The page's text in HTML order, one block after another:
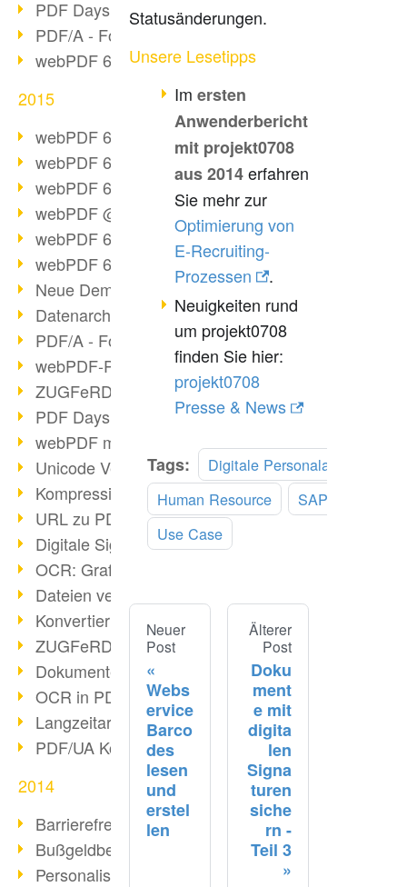
PDF Days Europe 2016
PDF/A - Format der Zukunft (2)
webPDF 6.0 Video-Serie (Folge 3)
2015
webPDF 6.0 als VM
webPDF 6.0 Video-Serie (Übersicht)
webPDF 6.0 Video-Serie (Folge 2)
webPDF @ DOAG 2015
webPDF 6.0 Video-Serie (Folge 1)
webPDF 6.0 am Start
Neue Demo-Version online
Datenarchivierung aus SAP
PDF/A - Format der Zukunft (1)
webPDF-Portal Preview
ZUGFeRD als Standard
PDF Days Europe in Köln
webPDF meets tools 2015
Unicode Version 8.0 erschienen
Kompression bei Scans
URL zu PDF via webPDF
Digitale Signatur mit webPDF
OCR: Grafik zu PDF
Dateien verbinden
Konvertierung über 100 Formate
ZUGFeRD & GoBD
Dokumente konform konvertieren
OCR in PDF
Langzeitarchivierung SAP
PDF/UA Kommunikation
2014
Barrierefreie PDF/UA
Bußgeldbescheide & PDF/A
Personalisierter Druck III
Statusänderungen.
Unsere Lesetipps
Im ersten
Anwenderbericht
mit projekt0708
aus 2014erfahren
Sie mehr zur
Optimierung von
E-Recruiting-
Prozessen
.
Neuigkeiten rund
um projekt0708
finden Sie hier:
projekt0708
Presse & News
Tags:
Digitale Personalakten
Human Resource
SAP
Use Case
Neuer
Post
Webs
ervice
Barco
des
lesen
und
erstel
len
Älterer
Post
Doku
ment
e mit
digita
len
Signa
turen
siche
rn -
Teil 3